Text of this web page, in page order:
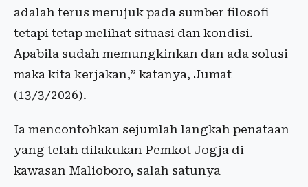
adalah terus merujuk pada sumber filosofi
tetapi tetap melihat situasi dan kondisi.
Apabila sudah memungkinkan dan ada solusi
maka kita kerjakan,” katanya, Jumat
(13/3/2026).
Ia mencontohkan sejumlah langkah penataan
yang telah dilakukan Pemkot Jogja di
kawasan Malioboro, salah satunya